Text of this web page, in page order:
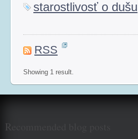
starostlivosť o dušu
RSS
Showing 1 result.
Recommended blog posts